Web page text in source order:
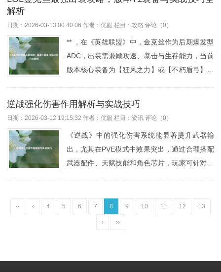
度，陀螺仪辅助压枪效果更佳...
面，皮肤特效的视觉干扰性可能增强技能隐蔽
把握大招沉默时机切割战场，配合血族主题皮肤
特性，可采取"游击消耗"策略，利用移速优势进
行多段拉扯，该皮肤通过暗黑童话风格，在保留
孙膑功能性的同时强化了战场存在感，是美学设
计与战术实用性结合的典例。在《王者荣耀》的
皮肤宇宙中，德古拉伯爵主题的系列一直以暗黑
华...
解析
日期：2026-03-13 00:40:06 作者：优服 栏目： 攻略 评论（0）
** ，在《英雄联盟》中，金克丝作为后期爆发型
ADC，出装需兼顾攻速、暴击与生存能力，当前
版本核心装备为【狂风之力】或【不朽盾弓】，
优先【岚切】增强poke能力，符文选择【致命节
局，保持安全距离输出，团战优先击杀触发被动
后再进场收割，灵活切换枪炮形态，鱼骨头（火
箭）用于AOE清线，轻机枪（迷你枪）近战对拼
更高效。金克丝的核心定位与出装思路 金克丝是
动技能“罪恶快感”的攻速与移速加成，在团战中
能通过收割快速滚起雪球，她的出装...
逆战强化伤害作用解析与实战技巧
日期：2026-03-12 19:15:32 作者：优服 栏目： 资讯 评论（0）
《逆战》中的强化伤害系统能显著提升武器输
出，尤其在PVE模式中效果突出，通过合理搭配
武器配件、天赋技能和角色芯片，玩家可针对不
的联动效应，同时结合走位技巧保持持续输出，
战的核心策略，需根据战况动态调整强化方案。
‹‹ ‹ 4 5 6 7 8 9 10 11 12 13
› ››